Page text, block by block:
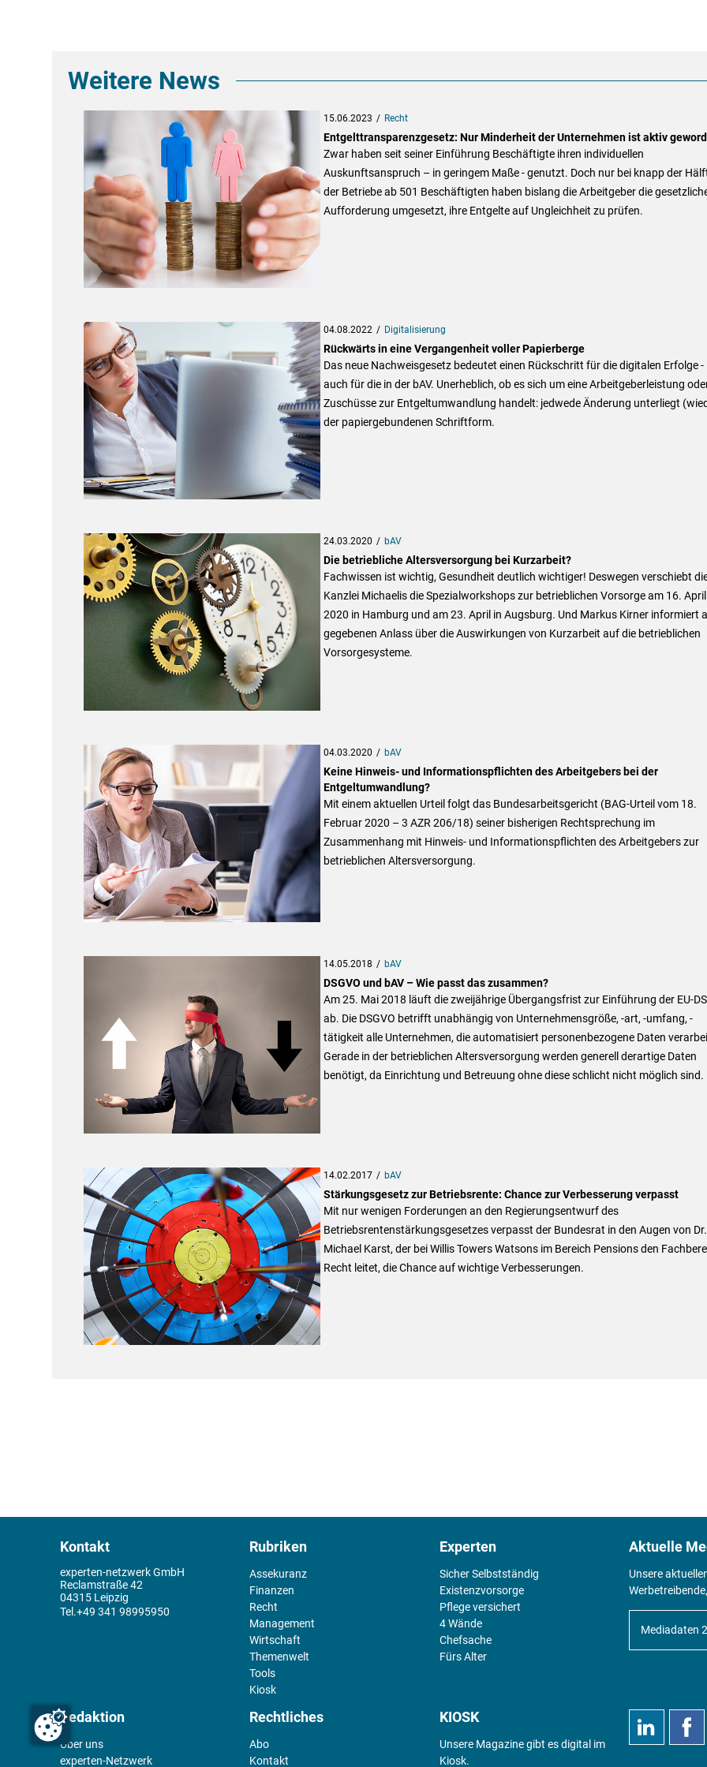
Weitere News
15.06.2023 Recht
Entgelttransparenzgesetz: Nur Minderheit der Unternehmen ist aktiv
Zwar haben seit seiner Einführung Beschäftigte ihren individuellen
Auskunftsanspruch – in geringem Maße - genutzt. Doch nur bei knapp der
der Betriebe ab 501 Beschäftigten haben bislang die Arbeitgeber die
Aufforderung umgesetzt, ihre Entgelte auf Ungleichheit zu prüfen.
04.08.2022 Digitalisierung
Rückwärts in eine Vergangenheit voller Papierberge
Das neue Nachweisgesetz bedeutet einen Rückschritt für die digitalen Erfolge -
auch für die in der bAV. Unerheblich, ob es sich um eine Arbeitgeberleistung
Zuschüsse zur Entgeltumwandlung handelt: jedwede Änderung unterliegt
der papiergebundenen Schriftform.
24.03.2020 bAV
Die betriebliche Altersversorgung bei Kurzarbeit?
Fachwissen ist wichtig, Gesundheit deutlich wichtiger! Deswegen verschiebt
Kanzlei Michaelis die Spezialworkshops zur betrieblichen Vorsorge am 16. April
2020 in Hamburg und am 23. April in Augsburg. Und Markus Kirner informiert
gegebenen Anlass über die Auswirkungen von Kurzarbeit auf die betrieblichen
Vorsorgesysteme.
04.03.2020 bAV
Keine Hinweis- und Informationspflichten des Arbeitgebers bei der
Entgeltumwandlung?
Mit einem aktuellen Urteil folgt das Bundesarbeitsgericht (BAG-Urteil vom 18.
Februar 2020 – 3 AZR 206/18) seiner bisherigen Rechtsprechung im
Zusammenhang mit Hinweis- und Informationspflichten des Arbeitgebers zur
betrieblichen Altersversorgung.
14.05.2018 bAV
DSGVO und bAV – Wie passt das zusammen?
Am 25. Mai 2018 läuft die zweijährige Übergangsfrist zur Einführung der EU-
ab. Die DSGVO betrifft unabhängig von Unternehmensgröße, -art, -umfang, -
tätigkeit alle Unternehmen, die automatisiert personenbezogene Daten
Gerade in der betrieblichen Altersversorgung werden generell derartige Daten
benötigt, da Einrichtung und Betreuung ohne diese schlicht nicht möglich sind.
14.02.2017 bAV
Stärkungsgesetz zur Betriebsrente: Chance zur Verbesserung verpasst
Mit nur wenigen Forderungen an den Regierungsentwurf des
Betriebsrentenstärkungsgesetzes verpasst der Bundesrat in den Augen von Dr.
Michael Karst, der bei Willis Towers Watsons im Bereich Pensions den
Recht leitet, die Chance auf wichtige Verbesserungen.
Kontakt
experten-netzwerk GmbH
Reclamstraße 42
04315 Leipzig
+49 341 98995950
Rubriken
Assekuranz
Finanzen
Recht
Management
Wirtschaft
Themenwelt
Tools
Kiosk
Experten
Sicher Selbstständig
Existenz­vorsorge
Pflege versichert
4 Wände
Chefsache
Fürs Alter
Aktuelle
Unsere
Mediadaten
Redaktion
Über uns
experten-Netzwerk
Rechtliches
Abo
Kontakt
KIOSK
Unsere Magazine gibt es digital im
Kiosk.